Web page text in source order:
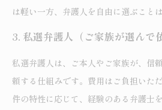
は軽い一方、弁護人を自由に選ぶこと
3. 私選弁護人（ご家族が選んで
私選弁護人は、ご本人やご家族が、信
頼する仕組みです。費用はご負担いた
件の特性に応じて、経験のある弁護士